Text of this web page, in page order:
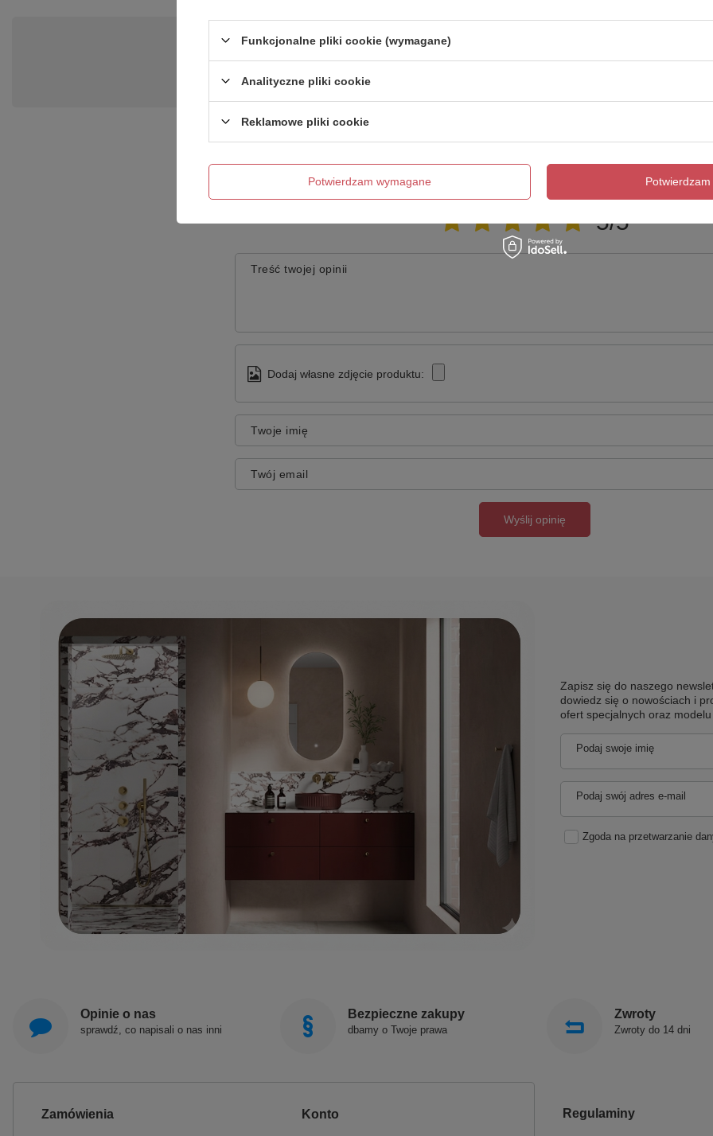
Potrzebujesz pomocy? Masz pytania?
Zadaj
Twoja ocena:
5/5
Treść twojej opinii
Dodaj własne zdjęcie produktu:
Twoje imię
Twój email
Wyślij opinię
Zapisz się do naszego
dowiedz się o nowościach i
ofert specjalnych oraz
Podaj swoje imię
Podaj swój adres e-mail
Zgoda na przetwarzanie
Opinie o nas
sprawdź, co napisali o nas inni
Bezpieczne zakupy
dbamy o Twoje prawa
Zwroty
Zwroty do 14 dni
Zamówienia Konto Regulaminy
Funkcjonalne pliki cookie (wymagane)
Analityczne pliki cookie
Reklamowe pliki cookie
Potwierdzam wymagane